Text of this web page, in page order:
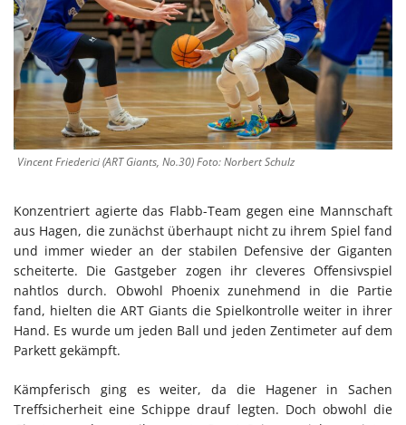
Vincent Friederici (ART Giants, No.30) Foto: Norbert Schulz
Konzentriert agierte das Flabb-Team gegen eine Mannschaft
aus Hagen, die zunächst überhaupt nicht zu ihrem Spiel fand
und immer wieder an der stabilen Defensive der Giganten
scheiterte. Die Gastgeber zogen ihr cleveres Offensivspiel
nahtlos durch. Obwohl Phoenix zunehmend in die Partie
fand, hielten die ART Giants die Spielkontrolle weiter in ihrer
Hand. Es wurde um jeden Ball und jeden Zentimeter auf dem
Parkett gekämpft.
Kämpferisch ging es weiter, da die Hagener in Sachen
Treffsicherheit eine Schippe drauf legten. Doch obwohl die